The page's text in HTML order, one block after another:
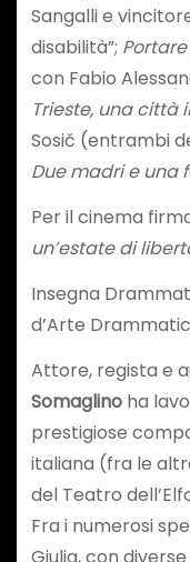
Sangalli e
disabilità”; Portare
con Fabio
Trieste, una città
Sosič (entrambi
Due madri e una
Per il cinema
un’estate di
Insegna
d’Arte
Attore, regista e
Somaglinoha
prestigiose
italiana (fra le
del Teatro
Fra i numerosi
Giulia, con